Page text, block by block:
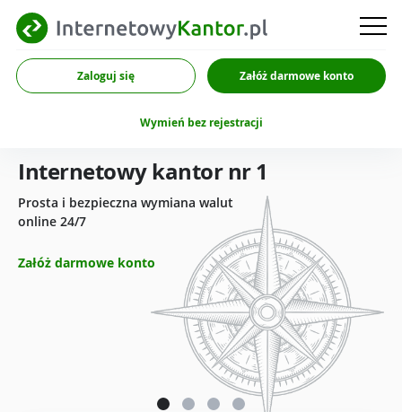
Zaloguj się Załóż darmowe konto
Wymień bez rejestracji
Internetowy kantor nr 1
Prosta i bezpieczna wymiana walut
online 24/7
Załóż darmowe konto